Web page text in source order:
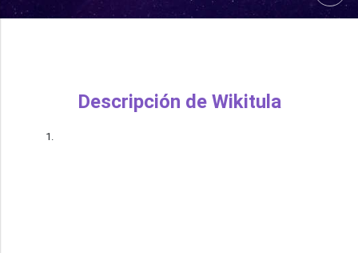
Descripción de Wikitula